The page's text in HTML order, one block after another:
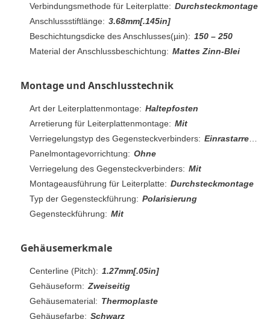
Verbindungsmethode für Leiterplatte: Durchsteckmontage
Anschlussstiftlänge: 3.68mm[.145in]
Beschichtungsdicke des Anschlusses(µin): 150 – 250
Material der Anschlussbeschichtung: Mattes Zinn-Blei
Montage und Anschlusstechnik
Art der Leiterplattenmontage: Haltepfosten
Arretierung für Leiterplattenmontage: Mit
Verriegelungstyp des Gegensteckverbinders: Einrastarretierung
Panelmontagevorrichtung: Ohne
Verriegelung des Gegensteckverbinders: Mit
Montageausführung für Leiterplatte: Durchsteckmontage
Typ der Gegensteckführung: Polarisierung
Gegensteckführung: Mit
Gehäusemerkmale
Centerline (Pitch): 1.27mm[.05in]
Gehäuseform: Zweiseitig
Gehäusematerial: Thermoplaste
Gehäusefarbe: Schwarz